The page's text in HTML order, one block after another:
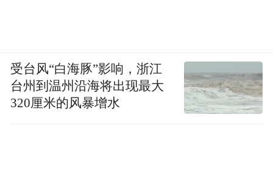
受台风“白海豚”影响，浙江
台州到温州沿海将出现最大
320厘米的风暴增水